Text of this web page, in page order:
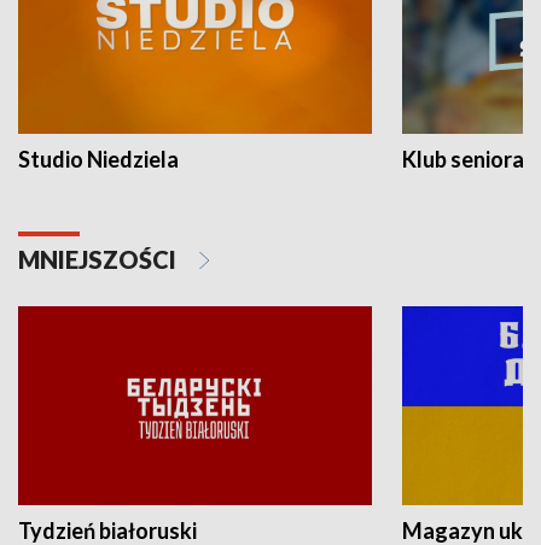
Studio Niedziela Klub seniora
MNIEJSZOŚCI
Tydzień białoruski Magazyn